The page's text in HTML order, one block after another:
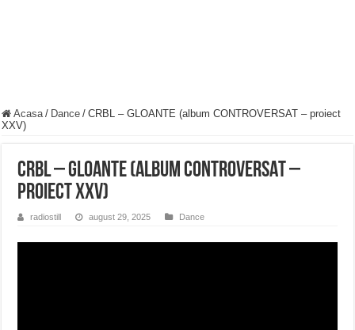
Acasa / Dance / CRBL – GLOANTE (album CONTROVERSAT – proiect
XXV)
CRBL – GLOANTE (album CONTROVERSAT –
proiect XXV)
radiostill august 29, 2025 Dance